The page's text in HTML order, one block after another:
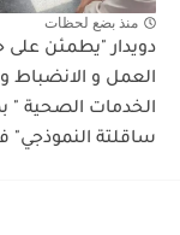
منذ بضع لحظات
دويدار "يطمئن
العمل و الانضباط
الخدمات الصحية
ساقلتة النموذجي"